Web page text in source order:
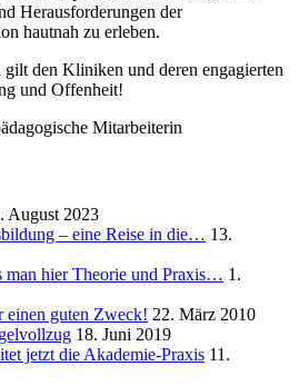
Herausforderungen der
hautnah zu erleben.
den Kliniken und deren engagierten
und Offenheit!
Mitarbeiterin
August 2023
– eine Reise in die… 13.
man hier Theorie und Praxis… 1.
einen guten Zweck! 22. März 2010
18. Juni 2019
jetzt die Akademie-Praxis 11.